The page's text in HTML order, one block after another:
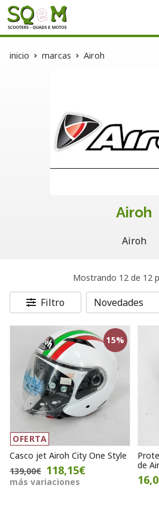
inicio marcas Airoh
Airoh
Airoh
Mostrando 12 de 12
Filtro
15%
OFERTA
Casco jet Airoh City One Style
139,00€ 118,15€
más variaciones
de